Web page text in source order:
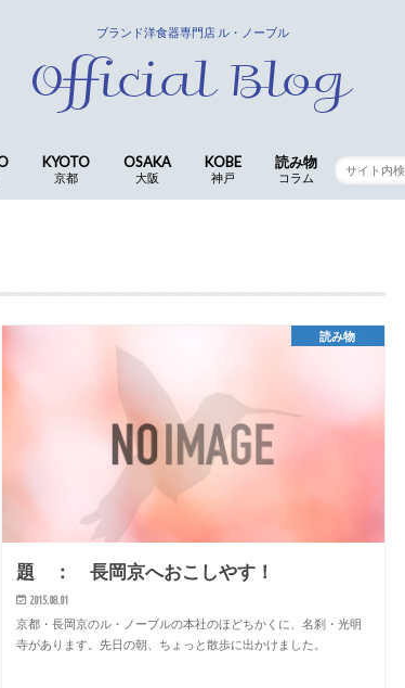
ブランド洋食器専門店 ル・ノーブル
KYOTO
京都
OSAKA
大阪
KOBE
神戸
読み物
コラム
読み物
題 ： 長岡京へおこしやす！
2015.08.01
京都・長岡京のル・ノーブルの本社のほどちかくに、名刹・光明
寺があります。先日の朝、ちょっと散歩に出かけました。